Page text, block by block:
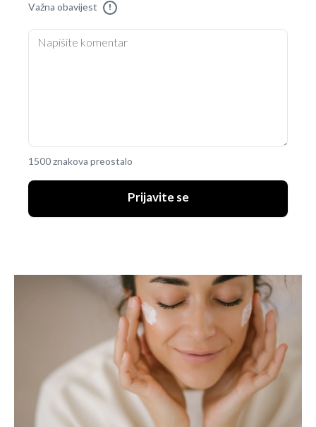
Važna obavijest !
1500 znakova preostalo
Prijavite se